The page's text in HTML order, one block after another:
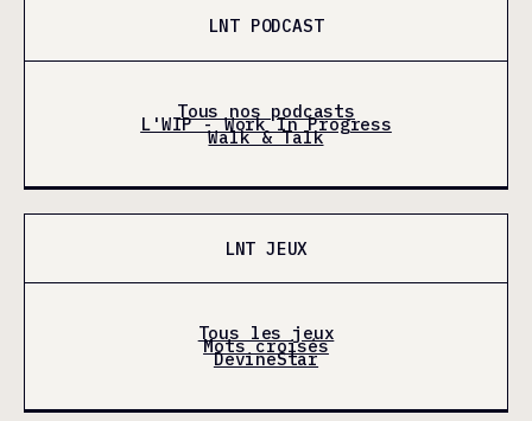
LNT PODCAST
Tous nos podcasts
L'WIP - Work In Progress
Walk & Talk
LNT JEUX
Tous les jeux
Mots croisés
DevineStar